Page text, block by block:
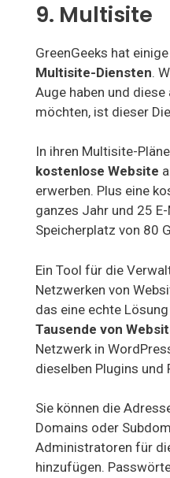
9. Multisite
GreenGeeks hat
Multisite-Diensten.
Auge haben und
möchten, ist dieser
In ihren Multisite-
kostenlose Website
erwerben. Plus eine
ganzes Jahr und 25
Speicherplatz von 80
Ein Tool für die
Netzwerken von
das eine echte
Tausende von
Netzwerk in
dieselben Plugins und
Sie können die
Domains oder
Administratoren für
hinzufügen.